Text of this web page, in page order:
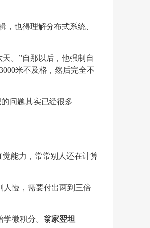
也得理解分布式系统、
。”自那以后，他强制自
米不及格，然后完全不
问题其实已经很多
能力，常常别人还在计算
人慢，需要付出两到三倍
微积分。 翁家翌坦